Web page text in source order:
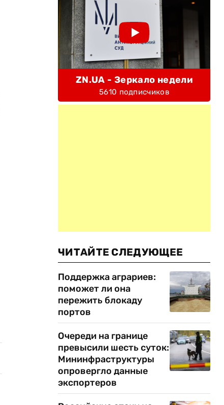
ZN.UA - Зеркало недели
5610 подписчиков
ЧИТАЙТЕ СЛЕДУЮЩЕЕ
Поддержка аграриев:
поможет ли она
пережить блокаду
портов
Очереди на границе
превысили шесть суток:
Мининфраструктуры
опровергло данные
экспортеров